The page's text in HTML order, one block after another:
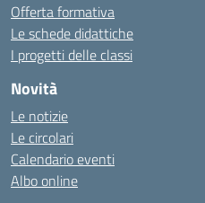
Offerta formativa
Le schede didattiche
I progetti delle classi
Novità
Le notizie
Le circolari
Calendario eventi
Albo online